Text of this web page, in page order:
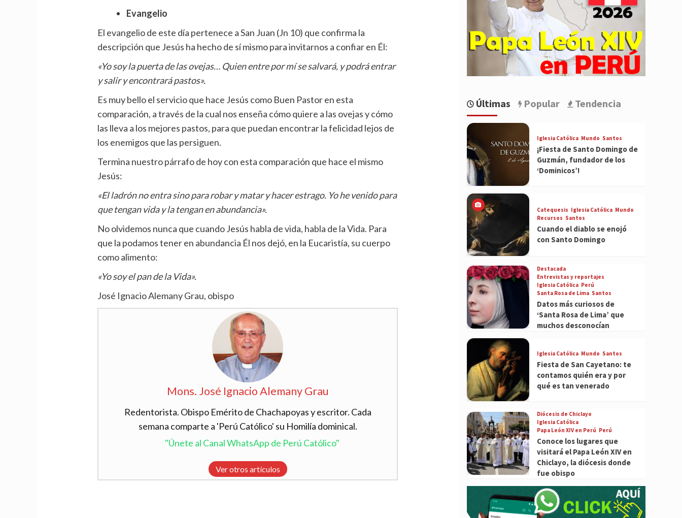
Evangelio
El evangelio de este día pertenece a San Juan (Jn 10) que confirma la
descripción que Jesús ha hecho de sí mismo para invitarnos a confiar en Él:
«Yo soy la puerta de las ovejas… Quien entre por mí se salvará, y podrá entrar
y salir y encontrará pastos».
Es muy bello el servicio que hace Jesús como Buen Pastor en esta
comparación, a través de la cual nos enseña cómo quiere a las ovejas y cómo
las lleva a los mejores pastos, para que puedan encontrar la felicidad lejos de
los enemigos que las persiguen.
Termina nuestro párrafo de hoy con esta comparación que hace el mismo
Jesús:
«El ladrón no entra sino para robar y matar y hacer estrago. Yo he venido para
que tengan vida y la tengan en abundancia».
No olvidemos nunca que cuando Jesús habla de vida, habla de la Vida. Para
que la podamos tener en abundancia Él nos dejó, en la Eucaristía, su cuerpo
como alimento:
«Yo soy el pan de la Vida».
José Ignacio Alemany Grau, obispo
Mons. José Ignacio Alemany Grau
Redentorista. Obispo Emérito de Chachapoyas y escritor. Cada
semana comparte a 'Perú Católico' su Homilía dominical.
"Únete al Canal WhatsApp de Perú Católico"
Ver otros artículos
Últimas Popular Tendencia
Iglesia Católica Mundo Santos
¡Fiesta de Santo Domingo de
Guzmán, fundador de los
‘Dominicos’!
Catequesis Iglesia Católica Mundo
Recursos Santos
Cuando el diablo se enojó
con Santo Domingo
Destacada
Entrevistas y reportajes
Iglesia Católica Perú
Santa Rosa de Lima Santos
Datos más curiosos de
‘Santa Rosa de Lima’ que
muchos desconocían
Iglesia Católica Mundo Santos
Fiesta de San Cayetano: te
contamos quién era y por
qué es tan venerado
Diócesis de Chiclayo
Iglesia Católica
Papa León XIV en Perú Perú
Conoce los lugares que
visitará el Papa León XIV en
Chiclayo, la diócesis donde
fue obispo